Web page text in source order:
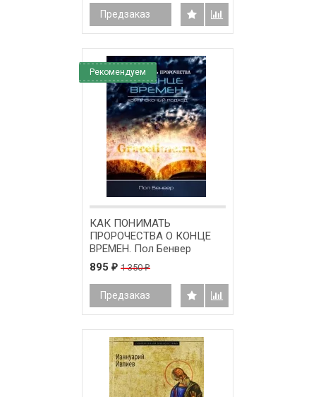
Предзаказ
Рекомендуем
КАК ПОНИМАТЬ
ПРОРОЧЕСТВА О КОНЦЕ
ВРЕМЕН. Пол Бенвер
895 ₽ 1 350₽
Предзаказ